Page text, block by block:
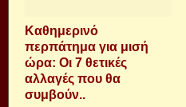
Καθημερινό
περπάτημα για μισή
ώρα: Οι 7 θετικές
αλλαγές που θα
συμβούν..